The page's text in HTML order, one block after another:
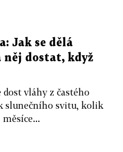
Jak se dělá
něj dostat, když
vláhy z častého
slunečního svitu, kolik